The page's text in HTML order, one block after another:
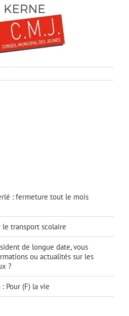
: fermeture tout le mois
le transport scolaire
de longue date, vous
ou actualités sur les
?
Pour (F) la vie